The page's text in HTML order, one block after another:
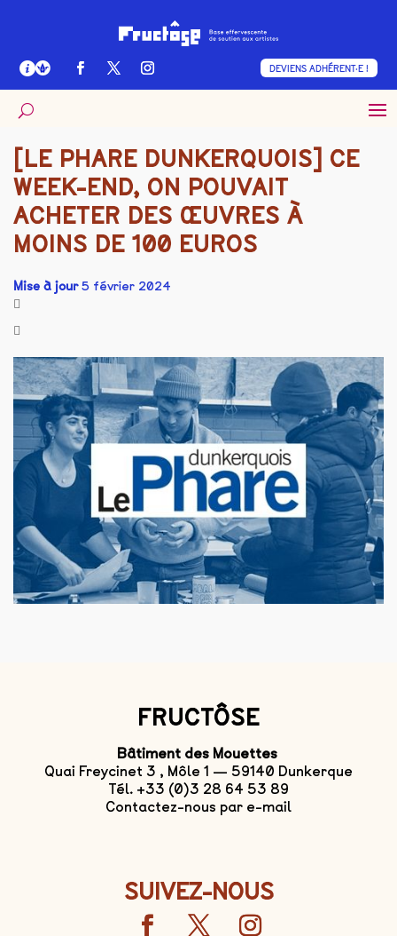
DEVIENS ADHÉRENT·E !
[LE PHARE DUNKERQUOIS] CE
WEEK-END, ON POUVAIT
ACHETER DES ŒUVRES À
MOINS DE 100 EUROS
Mise à jour5 février 2024
FRUCTÔSE
Bâtiment des Mouettes
Quai Freycinet 3 , Môle 1 — 59140 Dunkerque
Tél. +33 (0)3 28 64 53 89
Contactez-nous par e-mail
SUIVEZ-NOUS